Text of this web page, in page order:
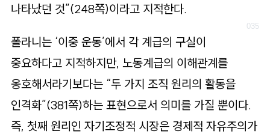
나타났던 것”(248쪽)이라고 지적한다.
폴라니는 ‘이중 운동’에서 각 계급의 구실이
중요하다고 지적하지만, 노동계급의 이해관계를
옹호해서라기보다는 “두 가지 조직 원리의 활동을
인격화”(381쪽)하는 표현으로서 의미를 가질 뿐이다.
즉, 첫째 원리인 자기조정적 시장은 경제적 자유주의가